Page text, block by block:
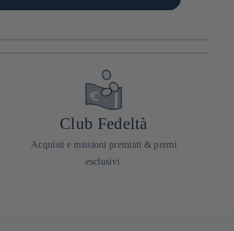
Club Fedeltà
Acquisti e missioni premiati & premi
esclusivi